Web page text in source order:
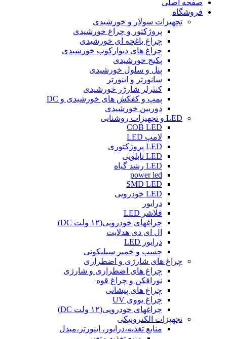
صفحه اصلی
فروشگاه
تجهیزات سولار و خورشیدی
پروژکتور و چراغ خورشیدی
چراغ باغچه ای خورشیدی
چراغ های دیوارکوب خورشیدی
پکیج خورشیدی
پنل و سلول خورشیدی
سانورتر و اینورتر
کنترلر شارژر خورشیدی
پمپ و کفکش های خورشیدی و DC
دوربین خورشیدی
LED و تجهیزات روشنایی
COB LED
لامپ LED
LED پروژکتوری
LED تابلویی
LED رشد گیاه
power led
SMD LED
LED خودرویی
درایور
فلاشر LED
چراغهای خودرویی(۱۲ ولت DC)
ال ای دی هدلایت
درایور LED
چسب و خمیر سیلیکونی
چراغ های شارژی و اضطراری
چراغ های اضطراری و شارژی
نورافکن و چراغ قوه
چراغ های پیشانی
چراغ یووی UV
چراغهای خودرویی(۱۲ ولت DC)
تجهیزات الکترونیکی
منابع تغذیه،درایور، اینورتر،مبدل